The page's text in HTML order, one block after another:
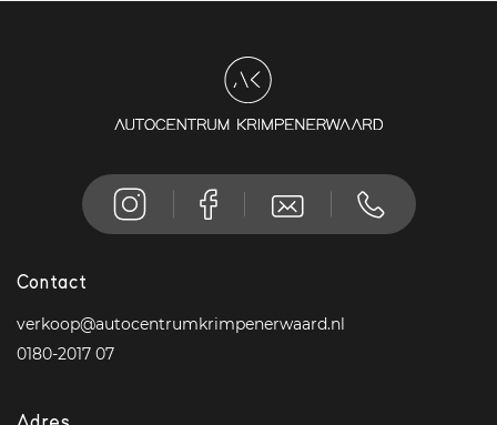
Contact
verkoop@autocentrumkrimpenerwaard.nl
0180-2017 07